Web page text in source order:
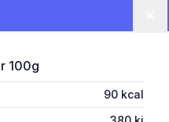
'Kalv Indrefilet Fersk Wulff
100g
90 kcal